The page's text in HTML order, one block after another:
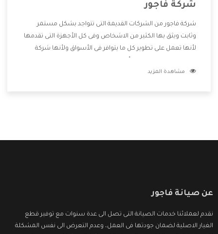
شركة فاجور
شركة فاجور من الشركات القديمة التى تتواجد بشكل مستمر
وثابت ويثق بها الكثير من الاشخاص وفى كل الأجهزة التى تقدمها
لأنها تعمل على تطوير كل ما يتوافر فى الأسواق ولأنها شركة
وتقدم للعملاء أقوى العروض والخصومات التى تسهل على
مشاهدة المزيد
عن صيانة فاجور
نقدم لعملائنا خدمات الصيانة التى تصل الى عدة سنوات مع توفير قطع
الغيار الاصلية لضمان جودتها فى العمل، وعدم التعرض الى نفس المشكلة